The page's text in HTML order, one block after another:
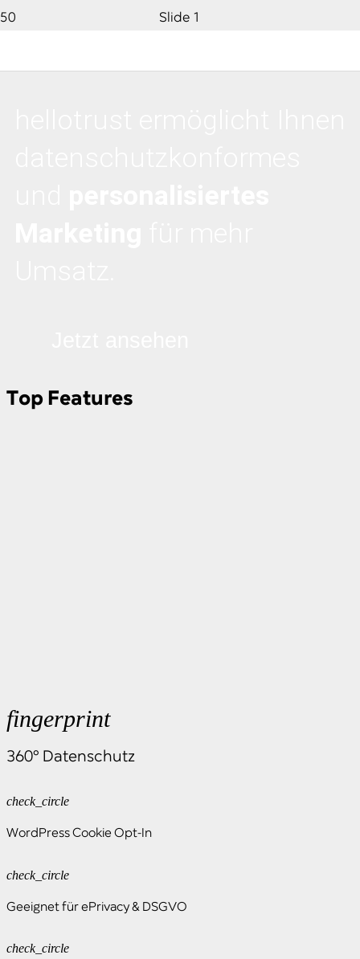
Slide 1
Top Features
fingerprint
360° Datenschutz
check_circle
WordPress Cookie Opt-In
check_circle
Geeignet für ePrivacy & DSGVO
check_circle